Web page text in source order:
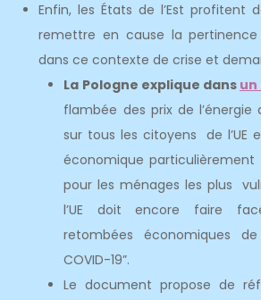
Enfin, les États de l’Est profitent
remettre en cause la
dans ce contexte de crise et
La Pologne explique dans un
flambée des prix de
sur tous les citoyens de l’UE
économique
pour les ménages les plus
l’UE doit encore faire
retombées économiques
COVID-19”.
Le document propose de